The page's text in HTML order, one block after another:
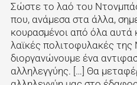
Σώστε το λαό του
που, ανάμεσα στα άλλα,
κουρασμένοι από όλα αυτά
λαϊκές πολιτοφυλακές
διοργανώνουμε ένα
αλληλεγγύης. […] Θα